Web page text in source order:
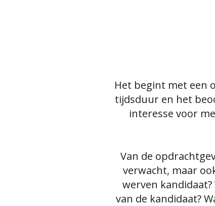
Het begint met een
tijdsduur en het
interesse voor
Van de
verwacht, maar
werven
van de kandidaat?